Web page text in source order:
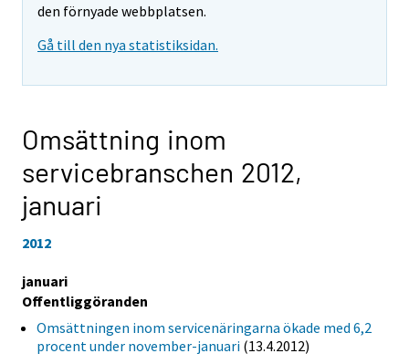
den förnyade webbplatsen.
Gå till den nya statistiksidan.
Omsättning inom
servicebranschen 2012,
januari
2012
januari
Offentliggöranden
Omsättningen inom servicenäringarna ökade med 6,2
procent under november-januari (13.4.2012)